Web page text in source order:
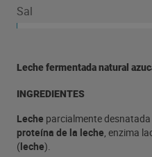
Sal
Leche fermentada natural
INGREDIENTES
Leche parcialmente desnatada
proteína de la leche, enzima
(leche).